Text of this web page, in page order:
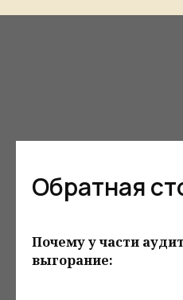
Обратная
Почему у части
выгорание: